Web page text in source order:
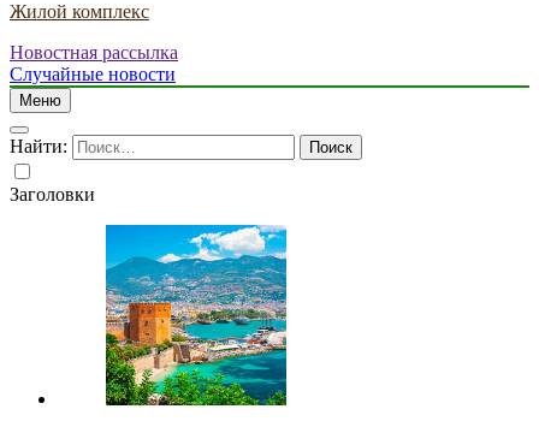
Жилой комплекс
Новостная рассылка
Случайные новости
Меню
Найти:
Заголовки